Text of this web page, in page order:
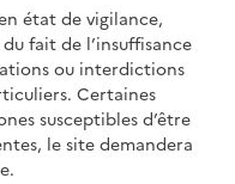
état de vigilance,
fait de l’insuffisance
ou interdictions
Certaines
susceptibles d’être
le site demandera